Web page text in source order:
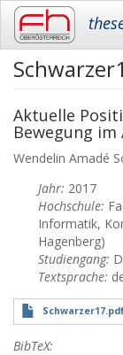
Skip
content
Aktuelle
Bewegung
Wendelin Amadé
Jahr: 2017
Hochschule:
Informatik,
Hagenberg)
Studiengang:
Textsprache:
BibTeX: